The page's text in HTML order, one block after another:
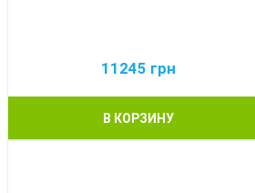
11245 грн
В КОРЗИНУ